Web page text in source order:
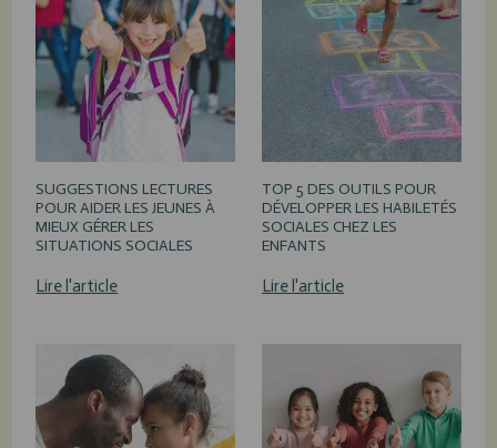
SUGGESTIONS LECTURES
POUR AIDER LES JEUNES À
MIEUX GÉRER LES
SITUATIONS SOCIALES
Lire l'article
TOP 5 DES OUTILS POUR
DÉVELOPPER LES HABILETÉS
SOCIALES CHEZ LES
ENFANTS
Lire l'article